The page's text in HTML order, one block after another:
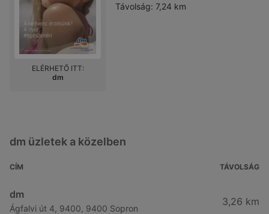
Távolság: 7,24 km
ELÉRHETŐ ITT:
dm
dm üzletek a közelben
CÍM TÁVOLSÁG
dm
Ágfalvi út 4, 9400, 9400 Sopron
3,26 km